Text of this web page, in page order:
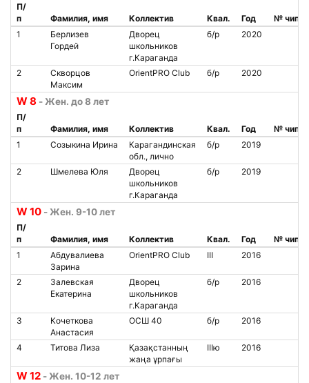
П/
п
Фамилия, имя Коллектив Квал. Год
№ чипа
1
Берлизев
Гордей
Дворец
школьников
г.Караганда
б/р 2020
2
Скворцов
Максим
OrientPRO Club б/р 2020
W 8 - Жен. до 8 лет
П/
п
Фамилия, имя Коллектив Квал. Год
№ чипа
1
Созыкина Ирина
Карагандинская
обл., лично
б/р 2019
2 Шмелева Юля
Дворец
школьников
г.Караганда
б/р 2019
W 10 - Жен. 9-10 лет
П/
п
Фамилия, имя Коллектив Квал. Год
№ чипа
1
Абдувалиева
Зарина
OrientPRO Club III 2016
2
Залевская
Екатерина
Дворец
школьников
г.Караганда
б/р 2016
3
Кочеткова
Анастасия
ОСШ 40 б/р 2016
4 Титова Лиза
Қазақстанның
жаңа ұрпағы
IIIю 2016
W 12 - Жен. 10-12 лет